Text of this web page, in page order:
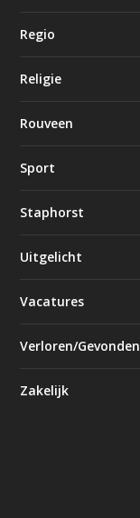
Regio
Religie
Rouveen
Sport
Staphorst
Uitgelicht
Vacatures
Verloren/Gevonden
Zakelijk